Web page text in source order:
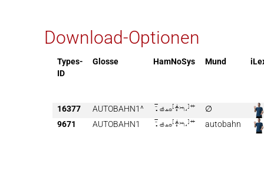
Download-Optionen
Types-
ID
Glosse HamNoSys Mund
16377 AUTOBAHN1^ 
∅
9671
AUTOBAHN1  autobahn